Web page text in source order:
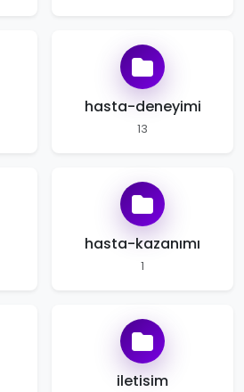
hasta-deneyimi
13
hasta-kazanımı
1
iletisim